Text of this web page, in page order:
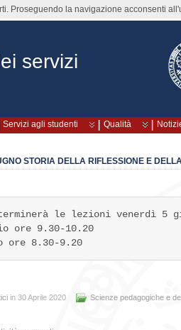
servizi
Servizi agli studenti Qualità
STORIA DELLA RIFLESSIONE E
le lezioni venerdì 5
ore 9.30-10.20
ore 8.30-9.20
in 30 Aprile 2020 Scienze pedagogiche e
Proseguendo la navigazione acconsenti